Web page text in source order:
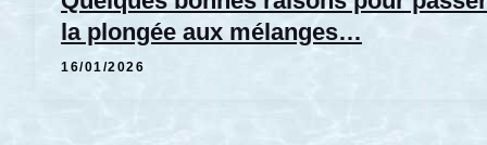
la plongée aux mélanges…
16/01/2026